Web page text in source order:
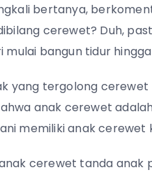
bertanya,
cerewet? Duh,
bangun tidur
yang tergolong
anak cerewet
memiliki anak cerewet
cerewet tanda anak